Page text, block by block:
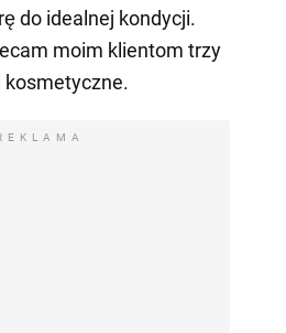
do idealnej kondycji.
moim klientom trzy
kosmetyczne.